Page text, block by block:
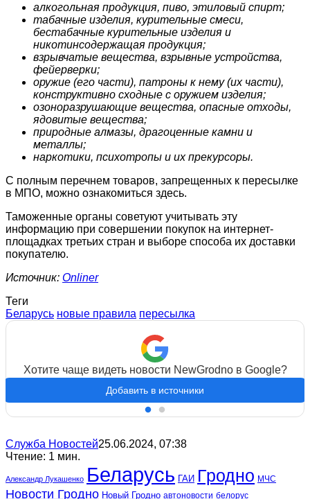
алкогольная продукция, пиво, этиловый спирт;
табачные изделия, курительные смеси,
бестабачные курительные изделия и
никотинсодержащая продукция;
взрывчатые вещества, взрывные устройства,
фейерверки;
оружие (его части), патроны к нему (их части),
конструктивно сходные с оружием изделия;
озоноразрушающие вещества, опасные отходы,
ядовитые вещества;
природные алмазы, драгоценные камни и
металлы;
наркотики, психотропы и их прекурсоры.
С полным перечнем товаров, запрещенных к пересылке
в МПО, можно ознакомиться здесь.
Таможенные органы советуют учитывать эту
информацию при совершении покупок на интернет-
площадках третьих стран и выборе способа их доставки
покупателю.
Источник: Onliner
Теги
Беларусь новые правила пересылка
Хотите чаще видеть новости NewGrodno в Google?
Добавить в источники
Служба Новостей25.06.2024, 07:38
Чтение: 1 мин.
Александр Лукашенко Беларусь ГАИ Гродно МЧС
Новости Гродно Новый Гродно автоновости белорус